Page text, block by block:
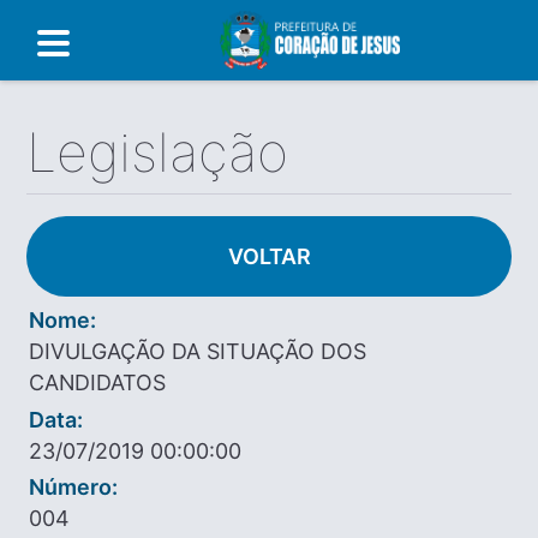
Legislação
VOLTAR
Nome:
DIVULGAÇÃO DA SITUAÇÃO DOS
CANDIDATOS
Data:
23/07/2019 00:00:00
Número:
004